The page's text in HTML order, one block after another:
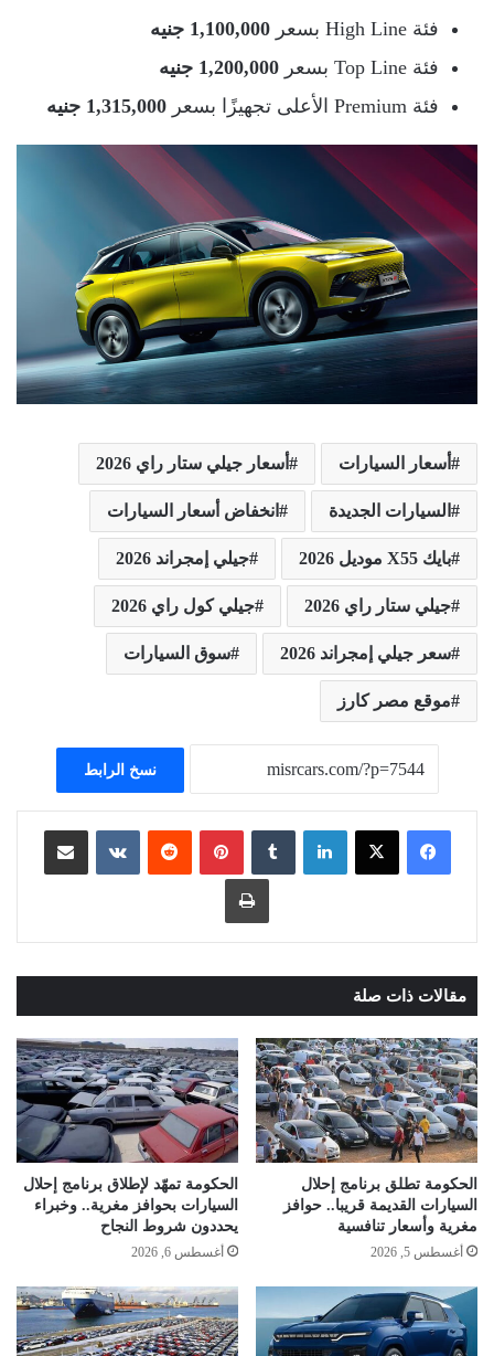
فئة High Line بسعر
1,100,000 جنيه
فئة Top Line بسعر
1,200,000 جنيه
فئة Premium الأعلى تجهيزًا بسعر
1,315,000 جنيه
أسعار السيارات أسعار جيلي ستار راي 2026
السيارات الجديدة انخفاض أسعار السيارات
بايك X55 موديل 2026 جيلي إمجراند 2026
جيلي ستار راي 2026 جيلي كول راي 2026
سعر جيلي إمجراند 2026 سوق السيارات
موقع مصر كارز
نسخ الرابط
لينكدإن ‏Tumblr بينتيريست
‏Reddit
‏VKontakte مشاركة عبر البريد
طباعة
مقالات ذات صلة
الحكومة تطلق برنامج إحلال
السيارات القديمة قريبا.. حوافز
مغرية وأسعار تنافسية
أغسطس 5, 2026
الحكومة تمهّد لإطلاق برنامج إحلال
السيارات بحوافز مغرية.. وخبراء
يحددون شروط النجاح
أغسطس 6, 2026